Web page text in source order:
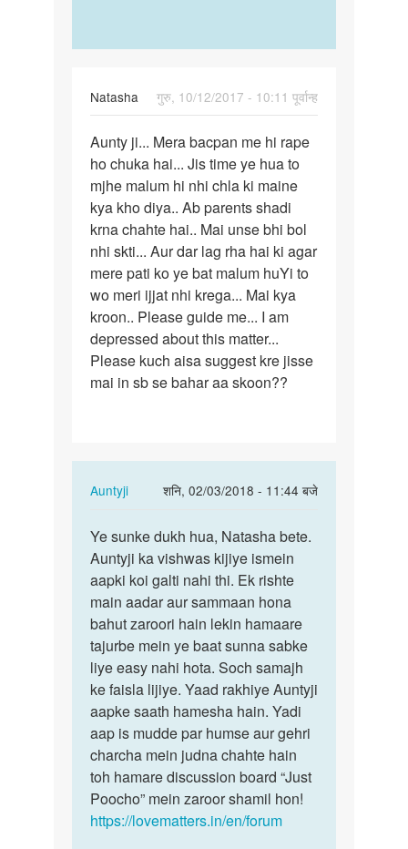
Natasha
गुरु, 10/12/2017 - 10:11 पूर्वान्ह
Aunty
ji...
Mera
bacpan
me…
Aunty ji... Mera bacpan me hi rape
ho chuka hai... Jis time ye hua to
mjhe malum hi nhi chla ki maine
kya kho diya.. Ab parents shadi
krna chahte hai.. Mai unse bhi bol
nhi skti... Aur dar lag rha hai ki agar
mere pati ko ye bat malum huYi to
wo meri ijjat nhi krega... Mai kya
kroon.. Please guide me... I am
depressed about this matter...
Please kuch aisa suggest kre jisse
mai in sb se bahar aa skoon??
Auntyji
शनि, 02/03/2018 - 11:44 बजे
In
to
Aunty
ji...
Mera
bacpan
me…
by
Natasha
Ye
sunke
dukh
hua,
Natasha…
Ye sunke dukh hua, Natasha bete.
Auntyji ka vishwas kijiye ismein
aapki koi galti nahi thi. Ek rishte
main aadar aur sammaan hona
bahut zaroori hain lekin hamaare
tajurbe mein ye baat sunna sabke
liye easy nahi hota. Soch samajh
ke faisla lijiye. Yaad rakhiye Auntyji
aapke saath hamesha hain. Yadi
aap is mudde par humse aur gehri
charcha mein judna chahte hain
toh hamare discussion board “Just
Poocho” mein zaroor shamil hon!
https://lovematters.in/en/forum